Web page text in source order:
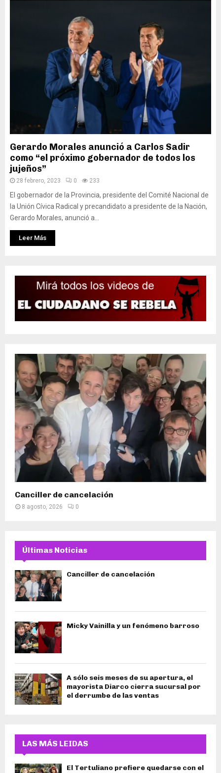
Gerardo Morales anunció a Carlos Sadir
como “el próximo gobernador de todos los
jujeños”
28 febrero, 2023 0 233
El gobernador de la Provincia, presidente del Comité Nacional de
la Unión Cívica Radical y precandidato a presidente de la Nación,
Gerardo Morales, anunció a...
Leer Más
Canciller de cancelación
8 agosto, 2026 0
Últimas Noticias
Canciller de cancelación
Micky Vainilla y un fenómeno barroso
A sólo seis meses de su apertura, el
mayorista Diarco cierra sucursal por
el derrumbe de las ventas
LAS MÁS LEIDAS
El Tertuliano prefiere quedarse con el